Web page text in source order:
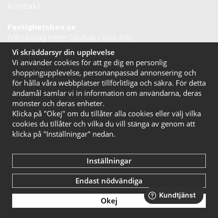
Telefontid vardagar: 07.30-16.00
Lunchstängt: 12.30-13.15
Tel: 020 10 44 50
E-post:info@fastighetsbox.se
Vi skräddarsyr din upplevelse
Vi använder cookies för att ge dig en personlig
shoppingupplevelse, personanpassad annonsering och
för hålla våra webbplatser tillförlitliga och säkra. För detta
ändamål samlar vi in information om användarna, deras
mönster och deras enheter.
Klicka på "Okej" om du tillåter alla cookies eller välj vilka
cookies du tillåter och vilka du vill stänga av genom att
klicka på "Inställningar" nedan.
Inställningar
Endast nödvändiga
Okej